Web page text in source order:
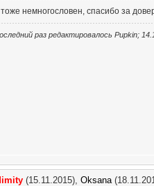
немногословен, спасибо за
раз редактировалось Pupkin;
(15.11.2015), Oksana